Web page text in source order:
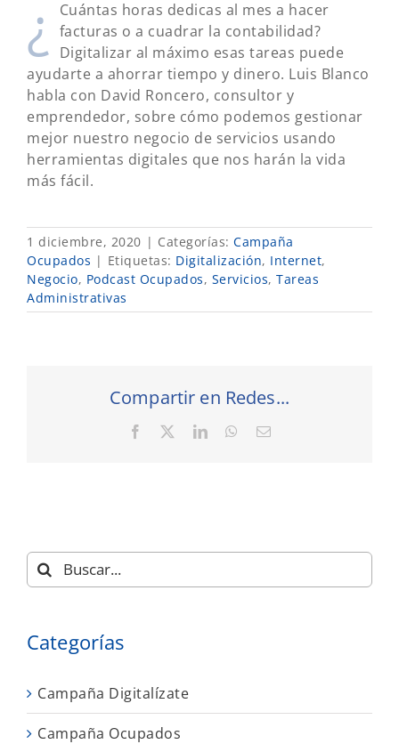
¿
Cuántas horas dedicas al mes a hacer
facturas o a cuadrar la contabilidad?
Digitalizar al máximo esas tareas puede
ayudarte a ahorrar tiempo y dinero. Luis Blanco
habla con David Roncero, consultor y
emprendedor, sobre cómo podemos gestionar
mejor nuestro negocio de servicios usando
herramientas digitales que nos harán la vida
más fácil.
1 diciembre, 2020 | Categorías: Campaña
Ocupados | Etiquetas: Digitalización, Internet,
Negocio, Podcast Ocupados, Servicios, Tareas
Administrativas
Compartir en Redes...
Facebook LinkedInWhatsApp
Correo
Buscar:
Categorías
Campaña Digitalízate
Campaña Ocupados